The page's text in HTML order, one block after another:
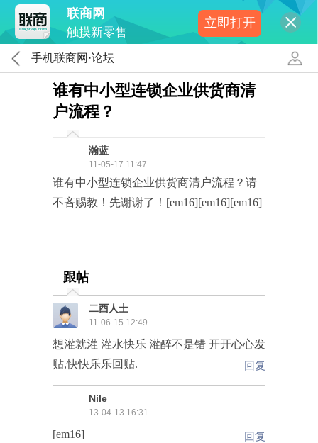
联商网
触摸新零售
立即打开
手机联商网·论坛
谁有中小型连锁企业供货商清
户流程？
瀚蓝
11-05-17 11:47
谁有中小型连锁企业供货商清户流程？请
不吝赐教！先谢谢了！[em16][em16][em16]
跟帖
二酉人士
11-06-15 12:49
想灌就灌 灌水快乐 灌醉不是错 开开心心发
贴,快快乐乐回贴.
回复
Nile
13-04-13 16:31
[em16] 回复